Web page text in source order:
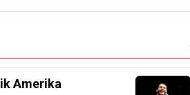
Amerika